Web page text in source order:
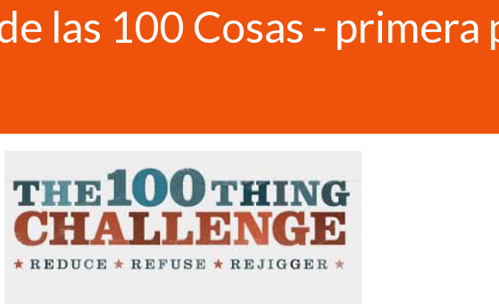
las 100 Cosas - primera